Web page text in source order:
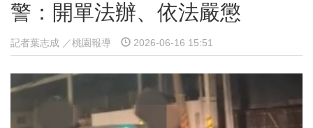
警：開單法辦、依法嚴懲
記者葉志成 ／桃園報導 2026-06-16 15:51